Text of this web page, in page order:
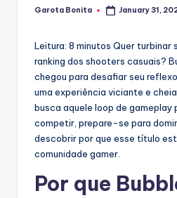
Posted
Garota Bonita January 31,
Leitura: 8 minutos Quer turbinar
ranking dos shooters casuais?
chegou para desafiar seu
uma experiência viciante e
busca aquele loop de gameplay
competir, prepare-se para
descobrir por que esse título
comunidade gamer.
Por que